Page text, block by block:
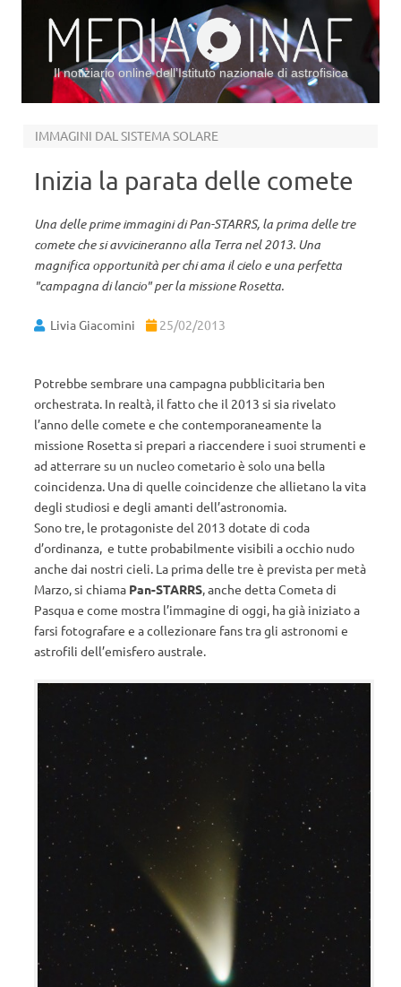
Il notiziario online dell’Istituto nazionale di astrofisica
IMMAGINI DAL SISTEMA SOLARE
Inizia la parata delle comete
Una delle prime immagini di Pan-STARRS, la prima delle tre
comete che si avvicineranno alla Terra nel 2013. Una
magnifica opportunità per chi ama il cielo e una perfetta
"campagna di lancio" per la missione Rosetta.
Livia Giacomini 25/02/2013
Potrebbe sembrare una campagna pubblicitaria ben
orchestrata. In realtà, il fatto che il 2013 si sia rivelato
l’anno delle comete e che contemporaneamente la
missione Rosetta si prepari a riaccendere i suoi strumenti e
ad atterrare su un nucleo cometario è solo una bella
coincidenza. Una di quelle coincidenze che allietano la vita
degli studiosi e degli amanti dell’astronomia.
Sono tre, le protagoniste del 2013 dotate di coda
d’ordinanza, e tutte probabilmente visibili a occhio nudo
anche dai nostri cieli. La prima delle tre è prevista per metà
Marzo, si chiama Pan-STARRS, anche detta Cometa di
Pasqua e come mostra l’immagine di oggi, ha già iniziato a
farsi fotografare e a collezionare fans tra gli astronomi e
astrofili dell’emisfero australe.